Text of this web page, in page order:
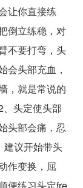
让你直接练
倒立练稳，对
不要打弯，头
会头部充血，
，就是常说的
头定使头部
头部会痛，忍
建议开始带头
作变换，屈